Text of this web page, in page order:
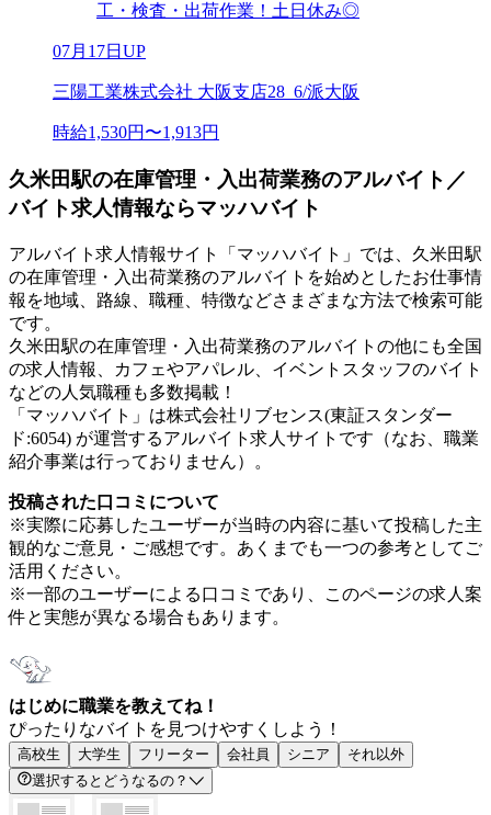
工・検査・出荷作業！土日休み◎
07月17日UP
三陽工業株式会社 大阪支店28_6/派大阪
時給1,530円〜1,913円
久米田駅の在庫管理・入出荷業務のアルバイト／
バイト求人情報ならマッハバイト
アルバイト求人情報サイト「マッハバイト」では、久米田駅
の在庫管理・入出荷業務のアルバイトを始めとしたお仕事情
報を地域、路線、職種、特徴などさまざまな方法で検索可能
です。
久米田駅の在庫管理・入出荷業務のアルバイトの他にも全国
の求人情報、カフェやアパレル、イベントスタッフのバイト
などの人気職種も多数掲載！
「マッハバイト」は株式会社リブセンス(東証スタンダー
ド:6054) が運営するアルバイト求人サイトです（なお、職業
紹介事業は行っておりません）。
投稿された口コミについて
※実際に応募したユーザーが当時の内容に基いて投稿した主
観的なご意見・ご感想です。あくまでも一つの参考としてご
活用ください。
※一部のユーザーによる口コミであり、このページの求人案
件と実態が異なる場合もあります。
はじめに職業を教えてね！
ぴったりなバイトを見つけやすくしよう！
高校生 大学生 フリーター 会社員 シニア
それ以外
選択するとどうなるの？